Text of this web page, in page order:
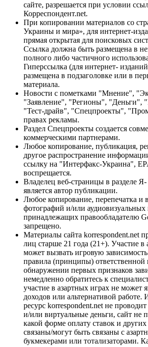
сайте, разрешается при условии
Корреспондент.net.
При копировании материалов со
Украины и мира», для интернет-
прямая открытая для поисковых
Ссылка должна быть размещена в
полного либо частичного
Гиперссылка (для интернет-
размещена в подзаголовке или в
материала.
Новости с пометками "Мнение",
"Заявление", "Регионы", "Деньги",
"Тест-драйв", "Спецпроекты",
правах рекламы.
Раздел Спецпроекты создается
коммерческими партнерами.
Любое копирование, публикация,
другое распространение
ссылку на "Интерфакс-Украина",
воспрещается.
Владелец веб-страницы в разделе
является автор публикации.
Любое копирование, перепечатка и
фотографий и/или аудиовизуальных
принадлежащих правообладателю
запрещено.
Материалы сайта korrespondent.net
лиц старше 21 года (21+). Участие в
может вызвать игровую
правила (принципы)
обнаружении первых признаков
немедленно обратитесь к
участие в азартных играх не может
доходов или альтернативой
ресурс korrespondent.net не
и/или виртуальные деньги, сайт не
какой форме оплату ставок и
связаны/могут быть связаны с
букмекерами или тотализаторами.